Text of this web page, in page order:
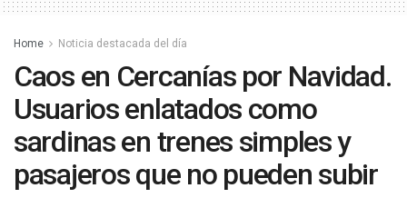
Home Noticia destacada del día
Caos en Cercanías por Navidad.
Usuarios enlatados como
sardinas en trenes simples y
pasajeros que no pueden subir